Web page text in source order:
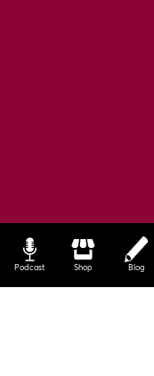
Podcast Shop Blog